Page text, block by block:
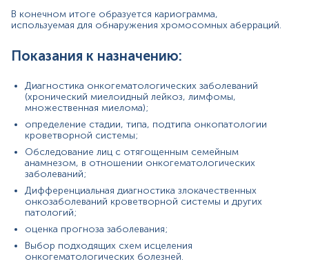
*Единицы измерения, референтные значения и диапазон
измерений могут изменяться в соответствии с
В конечном итоге образуется кариограмма,
используемая для обнаружения хромосомных аберраций.
Показания к назначению:
Диагностика онкогематологических заболеваний
(хронический миелоидный лейкоз, лимфомы,
множественная миелома);
определение стадии, типа, подтипа онкопатологии
кроветворной системы;
Обследование лиц с отягощенным семейным
анамнезом, в отношении онкогематологических
заболеваний;
Дифференциальная диагностика злокачественных
онкозаболеваний кроветворной системы и других
патологий;
оценка прогноза заболевания;
Выбор подходящих схем исцеления
онкогематологических болезней.